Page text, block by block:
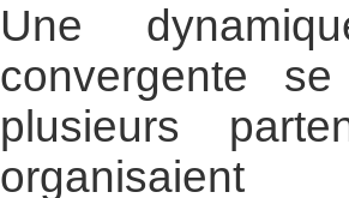
Une
convergente
plusieurs